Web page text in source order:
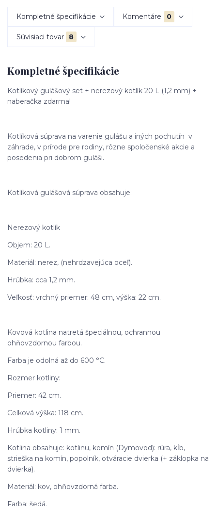
Kompletné špecifikácie Komentáre 0
Súvisiaci tovar 8
Kompletné špecifikácie
Kotlíkový gulášový set + nerezový kotlík 20 L (1,2 mm) +
naberačka zdarma!
Kotlíková súprava na varenie gulášu a iných pochutín v
záhrade, v prírode pre rodiny, rôzne spoločenské akcie a
posedenia pri dobrom guláši.
Kotlíková gulášová súprava obsahuje:
Nerezový kotlík
Objem: 20 L.
Materiál: nerez, (nehrdzavejúca oceľ).
Hrúbka: cca 1,2 mm.
Veľkosť: vrchný priemer: 48 cm, výška: 22 cm.
Kovová kotlina natretá špeciálnou, ochrannou
ohňovzdornou farbou.
Farba je odolná až do 600 °C.
Rozmer kotliny:
Priemer: 42 cm.
Celková výška: 118 cm.
Hrúbka kotliny: 1 mm.
Kotlina obsahuje: kotlinu, komín (Dymovod): rúra, kĺb,
strieška na komín, popolník, otváracie dvierka (+ záklopka na
dvierka).
Materiál: kov, ohňovzdorná farba.
Farba: šedá.